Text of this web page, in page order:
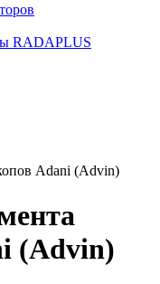
RADAPLUS
Adani (Advin)
(Advin)